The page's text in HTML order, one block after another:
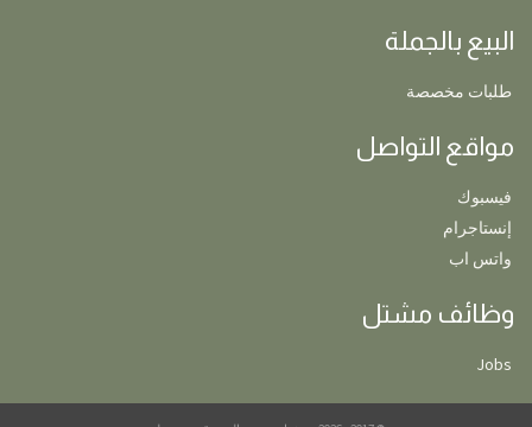
البيع بالجملة
طلبات مخصصة
مواقع التواصل
فيسبوك
إنستاجرام
واتس اب
وظائف مشتل
Jobs